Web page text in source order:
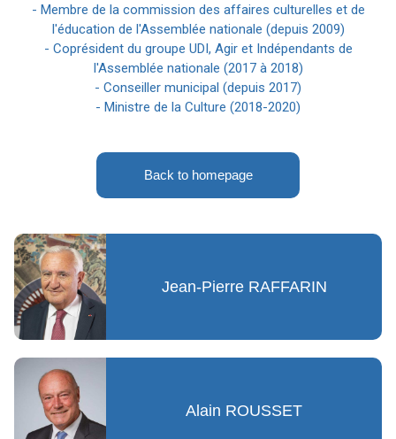
- Membre de la commission des affaires culturelles et de
l'éducation de l'Assemblée nationale (depuis 2009)
- Coprésident du groupe UDI, Agir et Indépendants de
l'Assemblée nationale (2017 à 2018)
- Conseiller municipal (depuis 2017)
- Ministre de la Culture (2018-2020)
Back to homepage
Jean-Pierre RAFFARIN
Alain ROUSSET